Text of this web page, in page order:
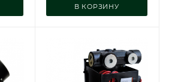
В КОРЗИНУ